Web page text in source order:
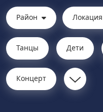
Район Локация
Танцы Дети
Концерт